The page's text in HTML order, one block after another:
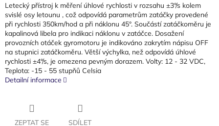
Letecký přístroj k měření úhlové rychlosti v rozsahu ±3°/s kolem
svislé osy letounu , což odpovídá parametrům zatáčky provedené
při rychlosti 350km/hod a při náklonu 45°. Součástí zatáčkoměru je
kapalinová libela pro indikaci náklonu v zatáčce. Dosažení
provozních otáček gyromotoru je indikováno zakrytím nápisu OFF
na stupnici zatáčkoměru. Větší výchylka, než odpovídá úhlové
rychlosti ±4°/s, je omezena pevným dorazem. Volty: 12 - 32 VDC,
Teplota: -15 - 55 stupňů Celsia
Detailní informace
ZEPTAT SE SDÍLET